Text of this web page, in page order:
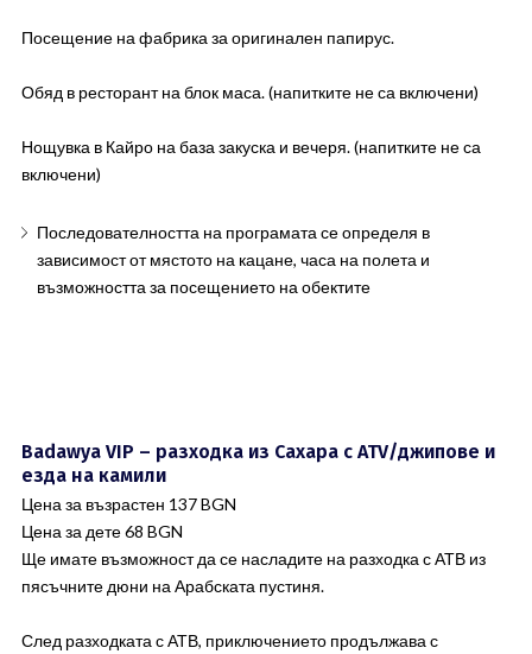
Посещение на фабрика за оригинален папирус.
Обяд в ресторант на блок маса. (напитките не са включени)
Нощувка в Кайро на база закуска и вечеря. (напитките не са
включени)
Последователността на програмата се определя в
зависимост от мястото на кацане, часа на полета и
възможността за посещението на обектите
Badawya VIP – разходка из Сахара с ATV/джипове и
езда на камили
Цена за възрастен 137 BGN
Цена за дете 68 BGN
Ще имате възможност да се насладите на разходка с АТВ из
пясъчните дюни на Арабската пустиня.
След разходката с АТВ, приключението продължава с